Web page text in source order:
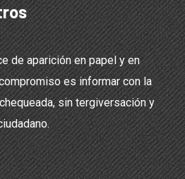
de aparición en papel y en
es informar con la
sin tergiversación y